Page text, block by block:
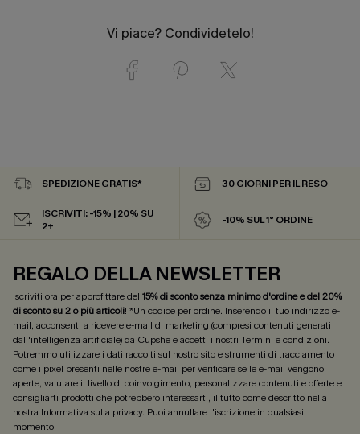
Vi piace? Condividetelo!
SPEDIZIONE GRATIS* 30 GIORNI PER IL RESO
ISCRIVITI: -15% | 20% SU
2+
-10% SUL 1° ORDINE
REGALO DELLA NEWSLETTER
Iscriviti ora per approfittare del 15% di sconto senza minimo d'ordine e del 20%
di sconto su 2 o più articoli! *Un codice per ordine. Inserendo il tuo indirizzo e-
mail, acconsenti a ricevere e-mail di marketing (compresi contenuti generati
dall'intelligenza artificiale) da Cupshe e accetti i nostri Termini e condizioni.
Potremmo utilizzare i dati raccolti sul nostro sito e strumenti di tracciamento
come i pixel presenti nelle nostre e-mail per verificare se le e-mail vengono
aperte, valutare il livello di coinvolgimento, personalizzare contenuti e offerte e
consigliarti prodotti che potrebbero interessarti, il tutto come descritto nella
nostra Informativa sulla privacy. Puoi annullare l'iscrizione in qualsiasi
momento.